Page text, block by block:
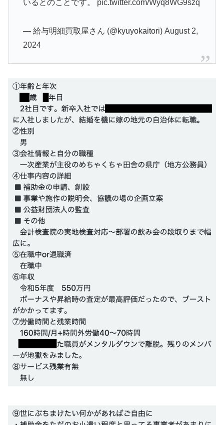
いるとのことです。 pic.twitter.com/Wyq8WG9szq
— 給与明細買取屋さん (@kyuyokaitori) August 2,
2024